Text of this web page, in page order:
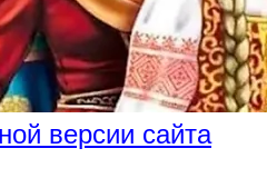
версии сайта